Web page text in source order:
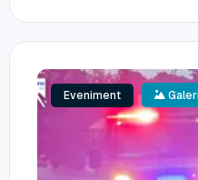
Eveniment